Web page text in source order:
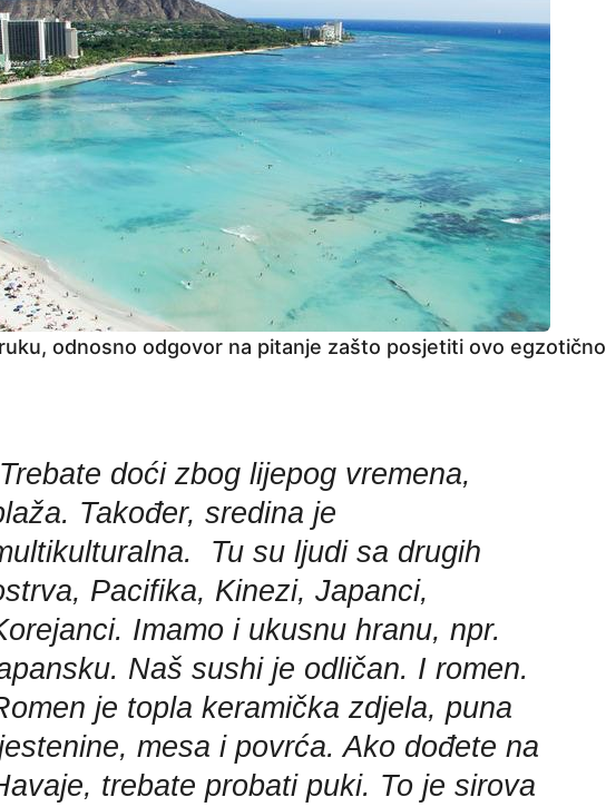
odnosno odgovor na pitanje zašto posjetiti ovo egzotično
Trebate doći zbog lijepog vremena,
Također, sredina je
Tu su ljudi sa drugih
Pacifika, Kinezi, Japanci,
Imamo i ukusnu hranu, npr.
Naš sushi je odličan. I romen.
je topla keramička zdjela, puna
mesa i povrća. Ako dođete na
trebate probati puki. To je sirova